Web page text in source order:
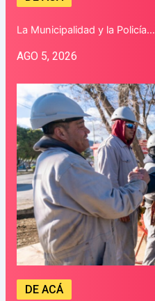
La Municipalidad y la Policía…
AGO 5, 2026
DE ACÁ